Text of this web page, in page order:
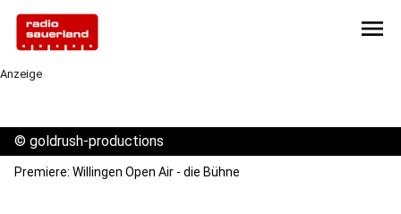
menu
Anzeige
© goldrush-productions
Premiere: Willingen Open Air - die Bühne